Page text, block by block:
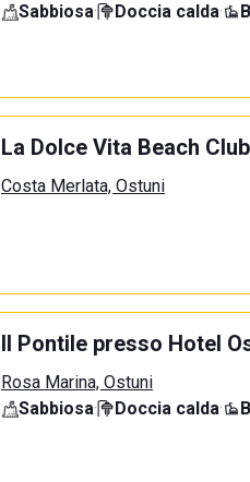
Sabbiosa· Doccia calda·
La Dolce Vita Beach Club
Costa Merlata, Ostuni
Il Pontile presso Hotel
Rosa Marina, Ostuni
Sabbiosa· Doccia calda·